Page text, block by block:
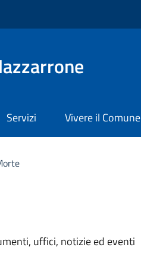
Servizi Vivere il Comune
uffici, notizie ed eventi